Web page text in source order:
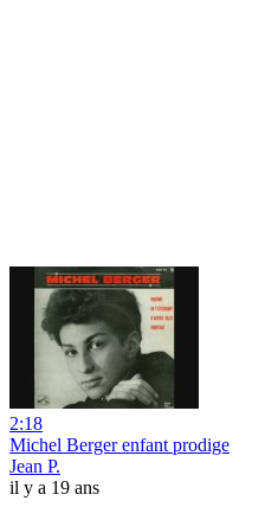
2:18
Michel Berger enfant prodige
Jean P.
il y a 19 ans